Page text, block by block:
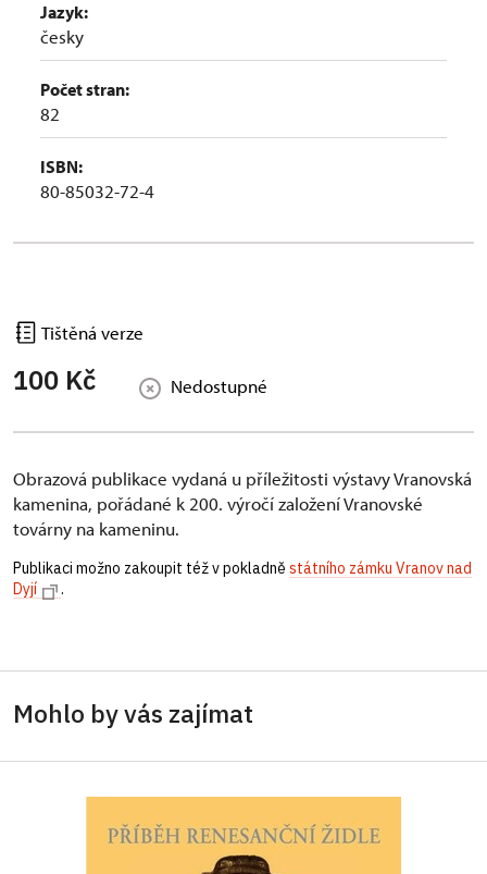
Jazyk:
česky
Počet stran:
82
ISBN:
80-85032-72-4
Tištěná verze
100 Kč Nedostupné
Obrazová publikace vydaná u příležitosti výstavy Vranovská
kamenina, pořádané k 200. výročí založení Vranovské
továrny na kameninu.
Publikaci možno zakoupit též v pokladně státního zámku Vranov nad
Dyjí
.
Mohlo by vás zajímat